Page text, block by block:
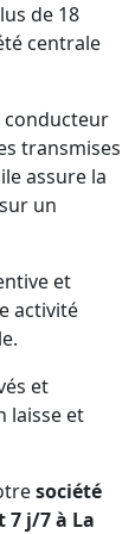
de 18
centrale
conducteur
transmises
assure la
un
et
activité
et
laisse et
société
7 j/7 à La